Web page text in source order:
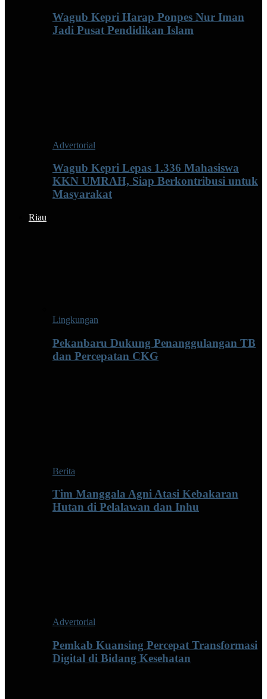
Wagub Kepri Harap Ponpes Nur Iman
Jadi Pusat Pendidikan Islam
Advertorial
Wagub Kepri Lepas 1.336 Mahasiswa
KKN UMRAH, Siap Berkontribusi untuk
Masyarakat
Riau
Lingkungan
Pekanbaru Dukung Penanggulangan TB
dan Percepatan CKG
Berita
Tim Manggala Agni Atasi Kebakaran
Hutan di Pelalawan dan Inhu
Advertorial
Pemkab Kuansing Percepat Transformasi
Digital di Bidang Kesehatan